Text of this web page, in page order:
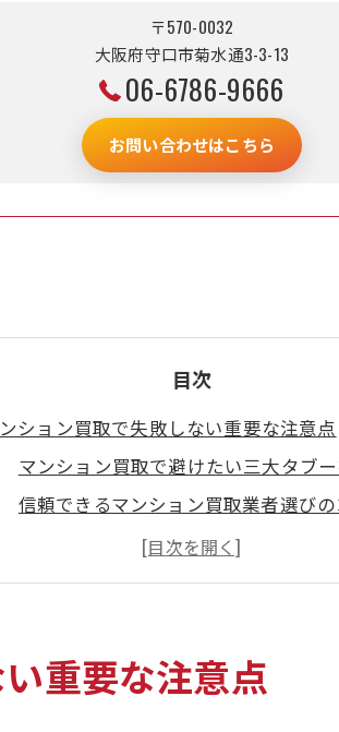
〒570-0032
大阪府守口市菊水通3-3-13
06-6786-9666
お問い合わせはこちら
目次
ション買取で失敗しない重要な注意点
マンション買取で避けたい三大タブ
信頼できるマンション買取業者選びの
虚偽申告や書類不備を回避する準備方
相場を無視した高値設定を避けるチ
な取引を叶えるマンション買取の極意
マンション買取で安心を得るための事
重要な注意点